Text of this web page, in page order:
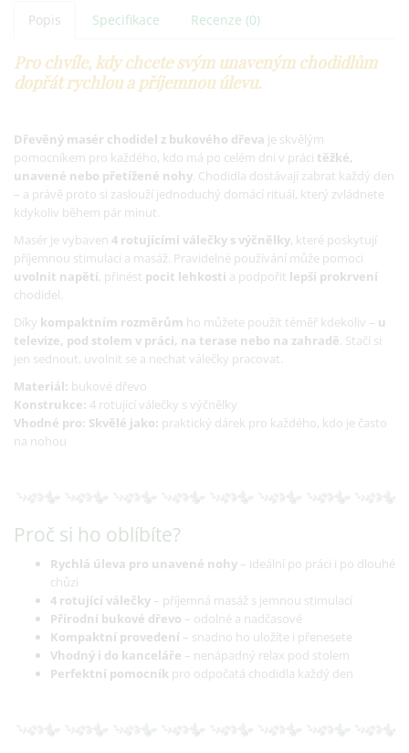
Popis Specifikace Recenze (0)
Pro chvíle, kdy chcete svým unaveným chodidlům
dopřát rychlou a příjemnou úlevu.
Dřevěný masér chodidel z bukového dřeva je skvělým
pomocníkem pro každého, kdo má po celém dni v práci těžké,
unavené nebo přetížené nohy. Chodidla dostávají zabrat každý den
– a právě proto si zaslouží jednoduchý domácí rituál, který zvládnete
kdykoliv během pár minut.
Masér je vybaven 4 rotujícími válečky s výčnělky, které poskytují
příjemnou stimulaci a masáž. Pravidelné používání může pomoci
uvolnit napětí, přinést pocit lehkosti a podpořit lepší prokrvení
chodidel.
Díky kompaktním rozměrům ho můžete použít téměř kdekoliv – u
televize, pod stolem v práci, na terase nebo na zahradě. Stačí si
jen sednout, uvolnit se a nechat válečky pracovat.
Materiál: bukové dřevo
Konstrukce: 4 rotující válečky s výčnělky
Vhodné pro: Skvělé jako: praktický dárek pro každého, kdo je často
na nohou
Proč si ho oblíbíte?
Rychlá úleva pro unavené nohy – ideální po práci i po dlouhé
chůzi
4 rotující válečky – příjemná masáž s jemnou stimulací
Přírodní bukové dřevo – odolné a nadčasové
Kompaktní provedení – snadno ho uložíte i přenesete
Vhodný i do kanceláře – nenápadný relax pod stolem
Perfektní pomocník pro odpočatá chodidla každý den